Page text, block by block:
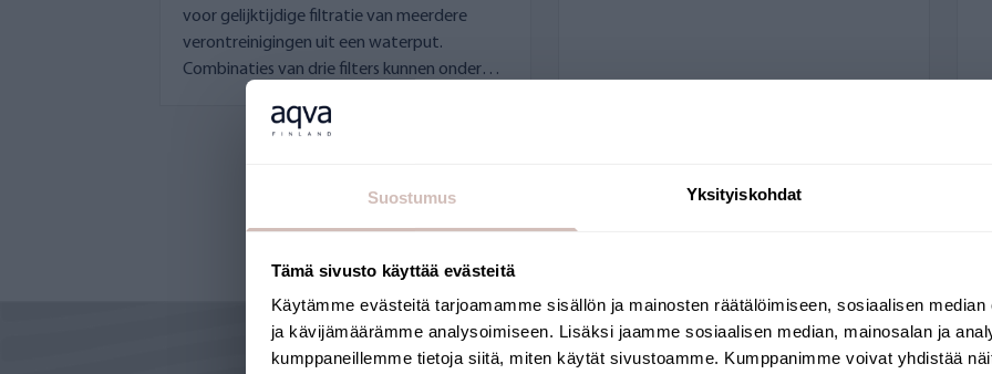
Suostumus Yksityiskohdat
Tämä sivusto käyttää evästeitä
Käytämme evästeitä tarjoamamme sisällön ja mainosten räätälöimiseen, sosiaalisen
ja kävijämäärämme analysoimiseen. Lisäksi jaamme sosiaalisen median, mainosalan ja
kumppaneillemme tietoja siitä, miten käytät sivustoamme. Kumppanimme voivat yhdistää
voor gelijktijdige filtratie van meerdere
verontreinigingen uit een waterput.
Combinaties van drie filters kunnen onder
Selecteer uw land van levering en taal om
verder te gaan
Leveringsland
Taal